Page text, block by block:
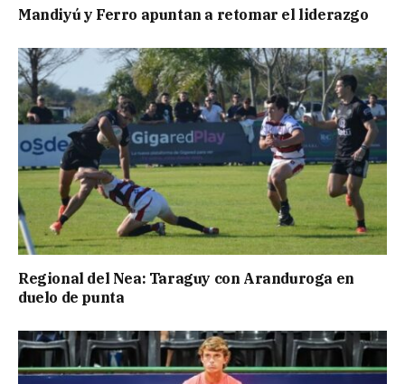
Mandiyú y Ferro apuntan a retomar el liderazgo
Regional del Nea: Taraguy con Aranduroga en
duelo de punta